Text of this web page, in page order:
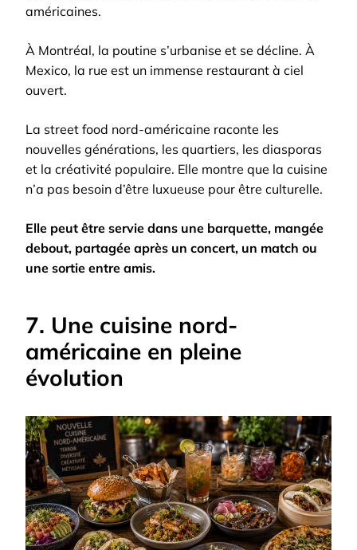
américaines.
À Montréal, la poutine s’urbanise et se décline. À
Mexico, la rue est un immense restaurant à ciel
ouvert.
La street food nord-américaine raconte les
nouvelles générations, les quartiers, les diasporas
et la créativité populaire. Elle montre que la cuisine
n’a pas besoin d’être luxueuse pour être culturelle.
Elle peut être servie dans une barquette, mangée
debout, partagée après un concert, un match ou
une sortie entre amis.
7. Une cuisine nord-
américaine en pleine
évolution